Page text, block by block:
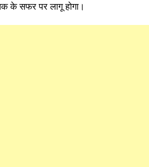
के सफर पर लागू होगा।